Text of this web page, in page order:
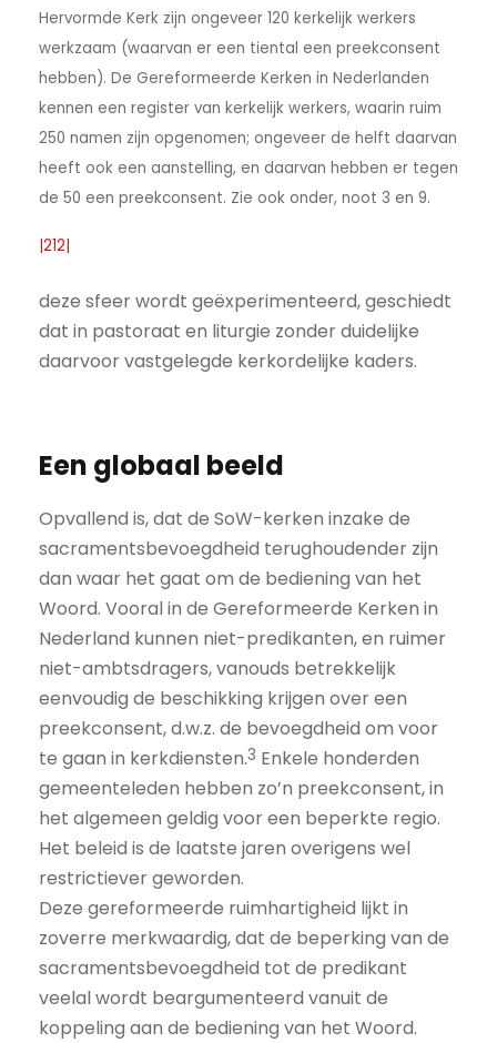
Hervormde Kerk zijn ongeveer 120 kerkelijk werkers
werkzaam (waarvan er een tiental een preekconsent
hebben). De Gereformeerde Kerken in Nederlanden
kennen een register van kerkelijk werkers, waarin ruim
250 namen zijn opgenomen; ongeveer de helft daarvan
heeft ook een aanstelling, en daarvan hebben er tegen
de 50 een preekconsent. Zie ook onder, noot 3 en 9.
|212|
deze sfeer wordt geëxperimenteerd, geschiedt
dat in pastoraat en liturgie zonder duidelijke
daarvoor vastgelegde kerkordelijke kaders.
Een globaal beeld
Opvallend is, dat de SoW-kerken inzake de
sacraments­bevoegdheid terughoudender zijn
dan waar het gaat om de bediening van het
Woord. Vooral in de Gereformeerde Kerken in
Nederland kunnen niet-predikanten, en ruimer
niet-ambtsdragers, vanouds betrekkelijk
eenvoudig de beschikking krijgen over een
preekconsent, d.w.z. de bevoegdheid om voor
te gaan in kerkdiensten.3 Enkele honderden
gemeenteleden hebben zo’n preekconsent, in
het algemeen geldig voor een beperkte regio.
Het beleid is de laatste jaren overigens wel
restrictiever geworden.
Deze gereformeerde ruimhartigheid lijkt in
zoverre merkwaardig, dat de beperking van de
sacraments­bevoegdheid tot de predikant
veelal wordt beargumenteerd vanuit de
koppeling aan de bediening van het Woord.